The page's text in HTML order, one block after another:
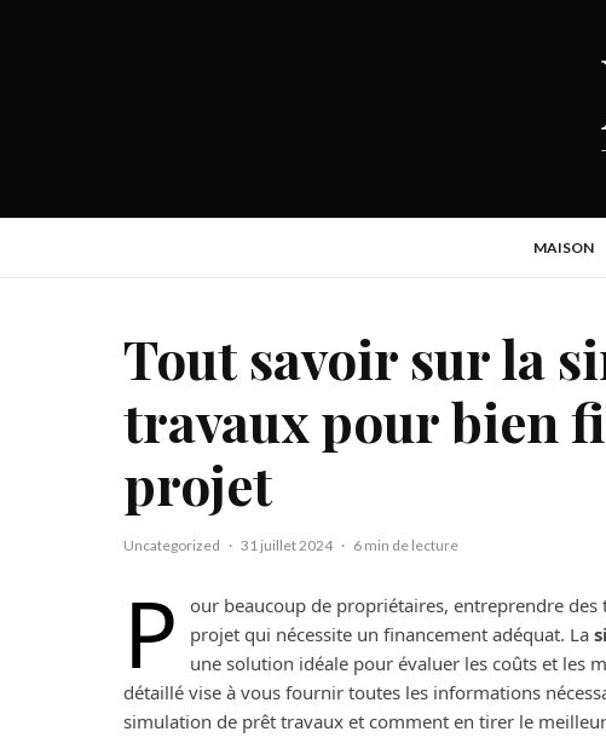
MAISON
Tout savoir sur la
travaux pour bien
projet
Uncategorized · 31 juillet 2024 · 6 min de lecture
P
our beaucoup de propriétaires, entreprendre
projet qui nécessite un financement adéquat. La
une solution idéale pour évaluer les coûts et les
détaillé vise à vous fournir toutes les informations
simulation de prêt travaux et comment en tirer le